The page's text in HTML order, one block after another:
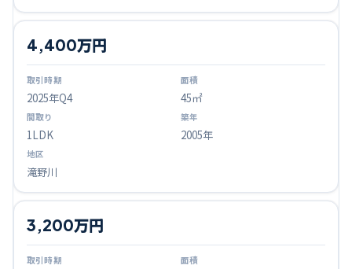
2025年Q4
4,400万円
45㎡
1LDK 2005年
滝野川
3,200万円